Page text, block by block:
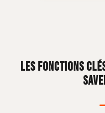
LES FONCTIONS